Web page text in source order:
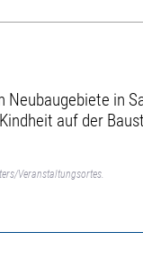
in
auf der
Veranstaltungsortes.